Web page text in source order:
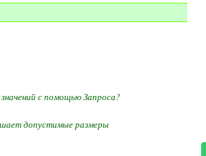
с помощью Запроса?
допустимые размеры